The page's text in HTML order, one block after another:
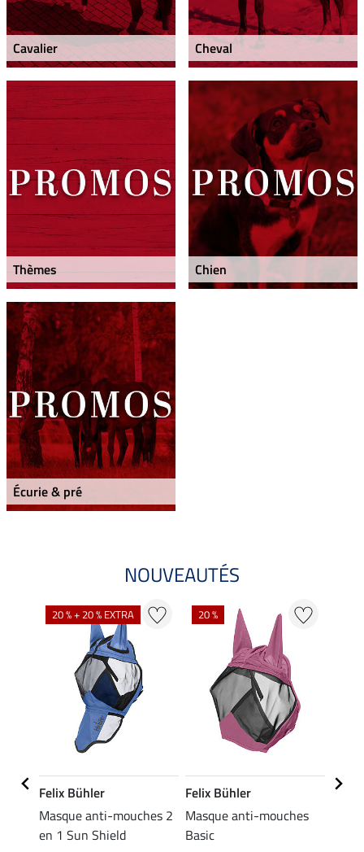
Cavalier Cheval
Thèmes Chien
Écurie & pré
NOUVEAUTÉS
20 % + 20 % EXTRA
Felix Bühler
Masque anti-mouches 2
en 1 Sun Shield
20 %
Felix Bühler
Masque anti-mouches
Basic
Felix